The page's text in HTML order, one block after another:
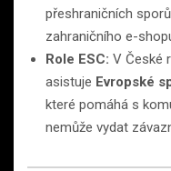
přeshraničních
zahraničního e-
Role ESC: V České
asistuje Evropské
které pomáhá s
nemůže vydat